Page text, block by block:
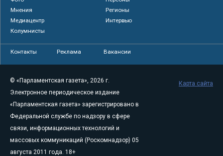
Мнения
Регионы
Медиацентр
Интервью
Колумнисты
Контакты Реклама Вакансии
© «Парламентская газета», 2026 г.
Электронное периодическое издание
«Парламентская газета» зарегистрировано в
Федеральной службе по надзору в сфере
связи, информационных технологий и
массовых коммуникаций (Роскомнадзор) 05
августа 2011 года. 18+
Карта сайта